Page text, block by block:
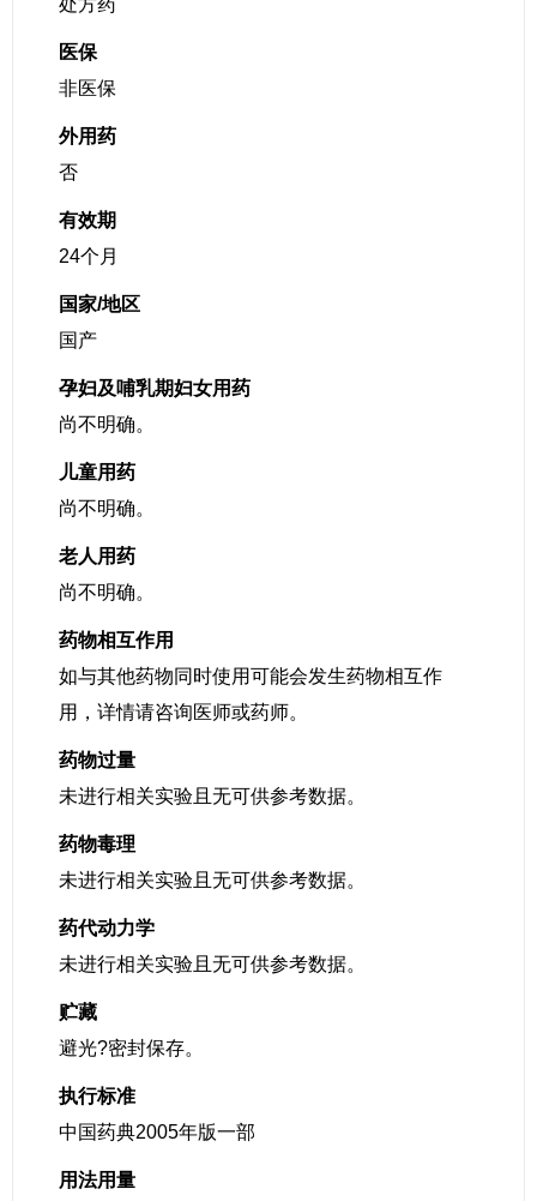
处方药
医保
非医保
外用药
否
有效期
24个月
国家/地区
国产
孕妇及哺乳期妇女用药
尚不明确。
儿童用药
尚不明确。
老人用药
尚不明确。
药物相互作用
如与其他药物同时使用可能会发生药物相互作
用，详情请咨询医师或药师。
药物过量
未进行相关实验且无可供参考数据。
药物毒理
未进行相关实验且无可供参考数据。
药代动力学
未进行相关实验且无可供参考数据。
贮藏
避光?密封保存。
执行标准
中国药典2005年版一部
用法用量